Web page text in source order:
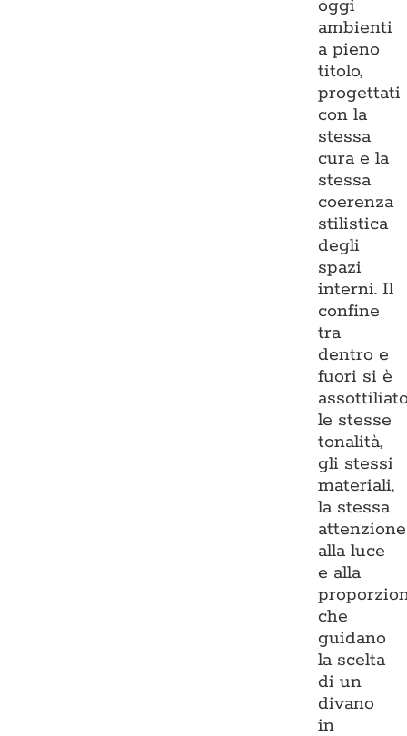
oggi
ambienti
a pieno
titolo,
progettati
con la
stessa
cura e la
stessa
coerenza
stilistica
degli
spazi
interni. Il
confine
tra
dentro e
fuori si è
le stesse
tonalità,
gli stessi
materiali,
la stessa
attenzione
alla luce
e alla
che
guidano
la scelta
di un
divano
in